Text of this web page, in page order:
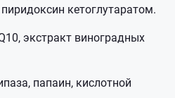
кетоглутаратом.
экстракт виноградных
папаин, кислотной